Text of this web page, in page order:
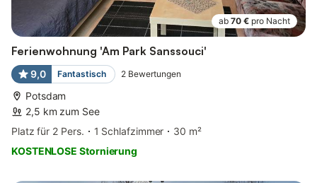
ab 70 € pro Nacht
Ferienwohnung 'Am Park Sanssouci'
9,0 Fantastisch 2 Bewertungen
Potsdam
2,5 km zum See
Platz für 2 Pers.
1 Schlafzimmer
30 m²
KOSTENLOSE Stornierung